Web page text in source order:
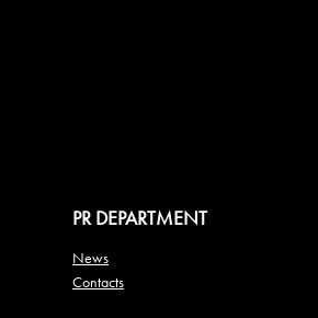
PR DEPARTMENT
News
Contacts